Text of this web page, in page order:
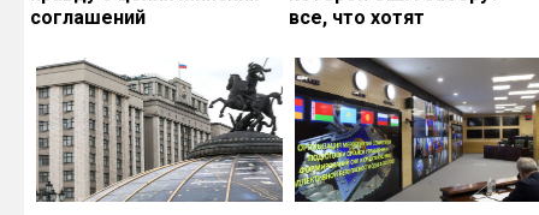
соглашений
все, что хотят